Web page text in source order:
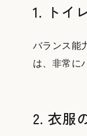
1. トイ
バランス能
は、非常に
2. 衣服